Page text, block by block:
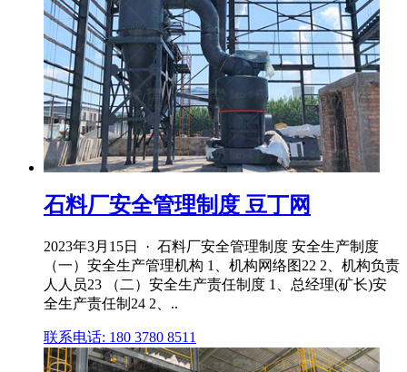
石料厂安全管理制度 豆丁网
2023年3月15日 · 石料厂安全管理制度 安全生产制度
（一）安全生产管理机构 1、机构网络图22 2、机构负责
人人员23 （二）安全生产责任制度 1、总经理(矿长)安
全生产责任制24 2、..
联系电话: 180 3780 8511